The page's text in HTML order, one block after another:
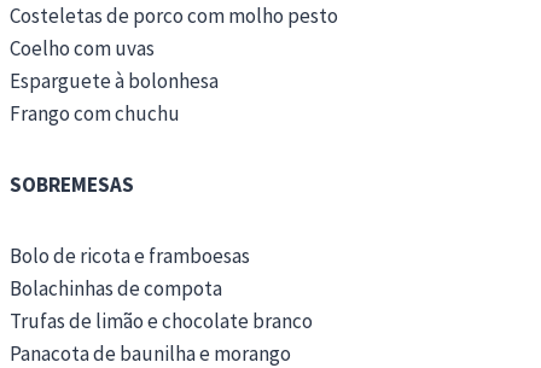
Costeletas de porco com molho pesto
Coelho com uvas
Esparguete à bolonhesa
Frango com chuchu
SOBREMESAS
Bolo de ricota e framboesas
Bolachinhas de compota
Trufas de limão e chocolate branco
Panacota de baunilha e morango